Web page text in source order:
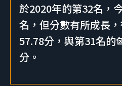
於2020年的第32名，
名，但分數有所成長
57.78分，與第31名的
分。